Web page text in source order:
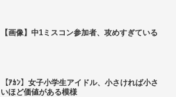
【画像】中1ミスコン参加者、攻めすぎている
【ｱｶﾝ】女子小学生アイドル、小さければ小さ
いほど価値がある模様